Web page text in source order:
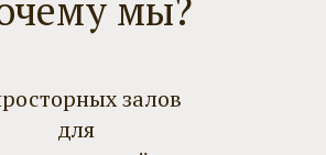
мы?
залов
для